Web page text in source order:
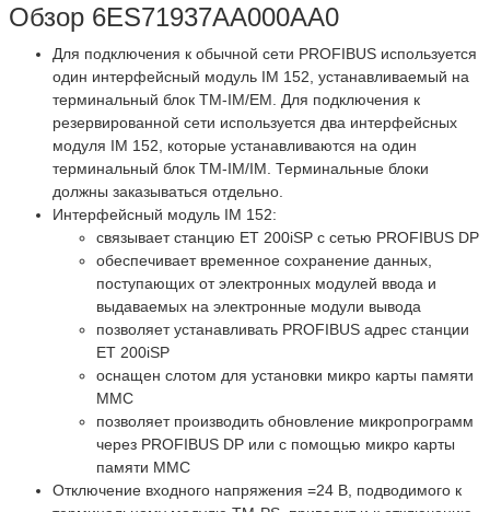
Обзор 6ES71937AA000AA0
Для подключения к обычной сети PROFIBUS используется
один интерфейсный модуль IM 152, устанавливаемый на
терминальный блок TM-IM/EM. Для подключения к
резервированной сети используется два интерфейсных
модуля IM 152, которые устанавливаются на один
терминальный блок TM-IM/IM. Терминальные блоки
должны заказываться отдельно.
Интерфейсный модуль IM 152:
связывает станцию ET 200iSP с сетью PROFIBUS DP
обеспечивает временное сохранение данных,
поступающих от электронных модулей ввода и
выдаваемых на электронные модули вывода
позволяет устанавливать PROFIBUS адрес станции
ET 200iSP
оснащен слотом для установки микро карты памяти
MMC
позволяет производить обновление микропрограмм
через PROFIBUS DP или с помощью микро карты
памяти MMC
Отключение входного напряжения =24 В, подводимого к